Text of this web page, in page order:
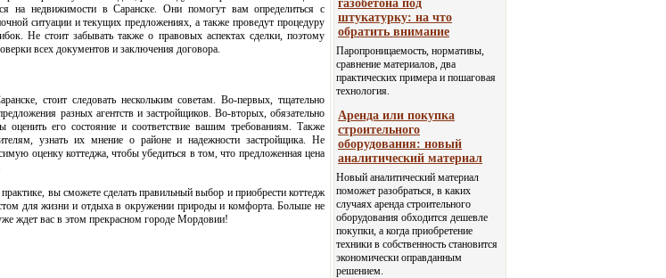
на недвижимости в Саранске. Они помогут вам определиться с
ситуации и текущих предложениях, а также проведут процедуру
Не стоит забывать также о правовых аспектах сделки, поэтому
всех документов и заключения договора.
стоит следовать нескольким советам. Во-первых, тщательно
разных агентств и застройщиков. Во-вторых, обязательно
оценить его состояние и соответствие вашим требованиям. Также
узнать их мнение о районе и надежности застройщика. Не
оценку коттеджа, чтобы убедиться в том, что предложенная цена
вы сможете сделать правильный выбор и приобрести коттедж
для жизни и отдыха в окружении природы и комфорта. Больше не
ждет вас в этом прекрасном городе Мордовии!
газобетона под
штукатурку: на что
обратить внимание
Паропроницаемость, нормативы,
сравнение материалов, два
практических примера и пошаговая
технология.
Аренда или покупка
строительного
оборудования: новый
аналитический материал
Новый аналитический материал
поможет разобраться, в каких
случаях аренда строительного
оборудования обходится дешевле
покупки, а когда приобретение
техники в собственность становится
экономически оправданным
решением.